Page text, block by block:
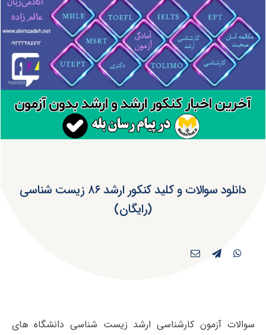
دانلود سوالات و کلید کنکور ارشد ۸۶ زیست شناسی
(رایگان)
سوالات آزمون کارشناسی ارشد زیست شناسی دانشگاه های